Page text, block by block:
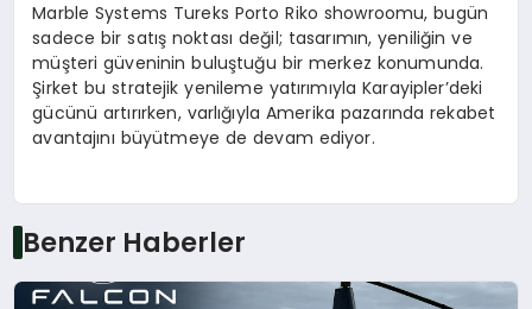
Marble Systems Tureks Porto Riko showroomu, bugün
sadece bir satış noktası değil; tasarımın, yeniliğin ve
müşteri güveninin buluştuğu bir merkez konumunda.
Şirket bu stratejik yenileme yatırımıyla Karayipler’deki
gücünü artırırken, varlığıyla Amerika pazarında rekabet
avantajını büyütmeye de devam ediyor.
Benzer Haberler